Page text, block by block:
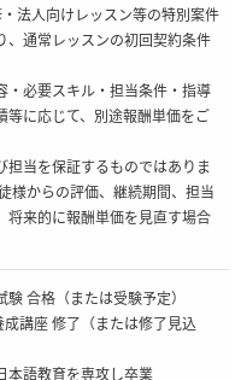
法人向けレッスン等の特別案件
、通常レッスンの初回契約条件
必要スキル・担当条件・指導
等に応じて、別途報酬単価をご
当を保証するものではありま
様からの評価、継続期間、担当
将来的に報酬単価を見直す場合
合格（または受験予定）
講座 修了（または修了見込
本語教育を専攻し卒業